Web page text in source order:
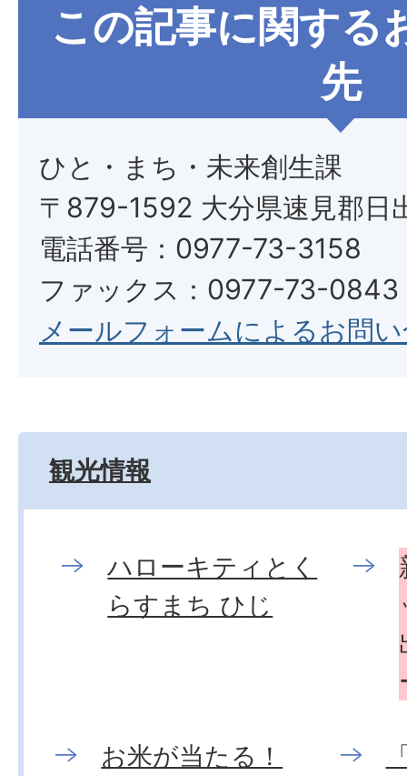
この記事に関する
先
ひと・まち・未来創生課
〒879-1592 大分県速見郡日
電話番号：0977-73-3158
ファックス：0977-73-0843
メールフォームによるお問
観光情報
ハローキティとく
らすまち ひじ
お米が当たる！